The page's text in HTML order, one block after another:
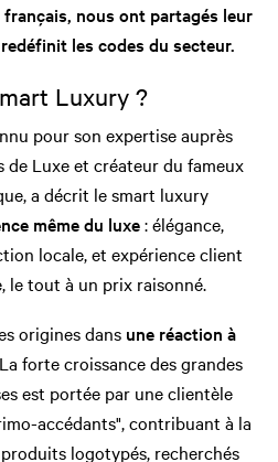
nous ont partagés leur
les codes du secteur.
Luxury ?
pour son expertise auprès
de Luxe et créateur du fameux
a décrit le smart luxury
même du luxe: élégance,
locale, et expérience client
le tout à un prix raisonné.
origines dans une réaction à
forte croissance des grandes
est portée par une clientèle
accédants", contribuant à la
logotypés, recherchés